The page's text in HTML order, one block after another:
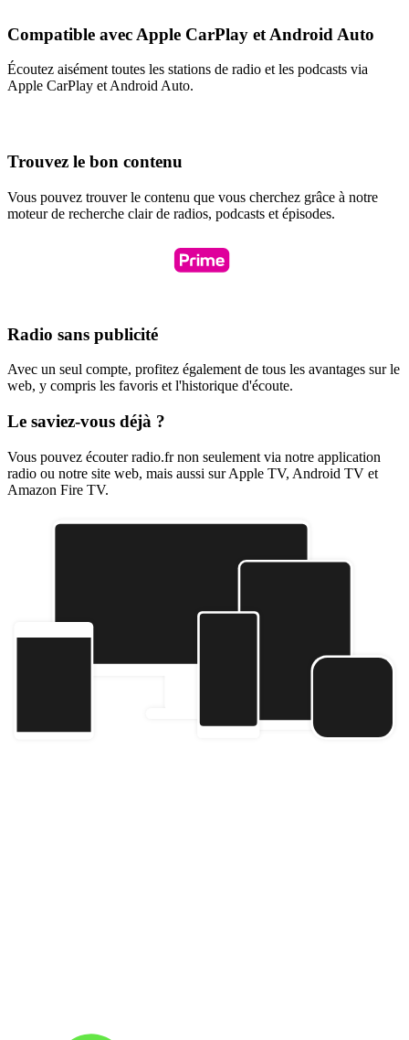
Compatible avec Apple CarPlay et Android Auto
Écoutez aisément toutes les stations de radio et les podcasts via
Apple CarPlay et Android Auto.
Trouvez le bon contenu
Vous pouvez trouver le contenu que vous cherchez grâce à notre
moteur de recherche clair de radios, podcasts et épisodes.
Radio sans publicité
Avec un seul compte, profitez également de tous les avantages sur le
web, y compris les favoris et l'historique d'écoute.
Le saviez-vous déjà ?
Vous pouvez écouter radio.fr non seulement via notre application
radio ou notre site web, mais aussi sur Apple TV, Android TV et
Amazon Fire TV.